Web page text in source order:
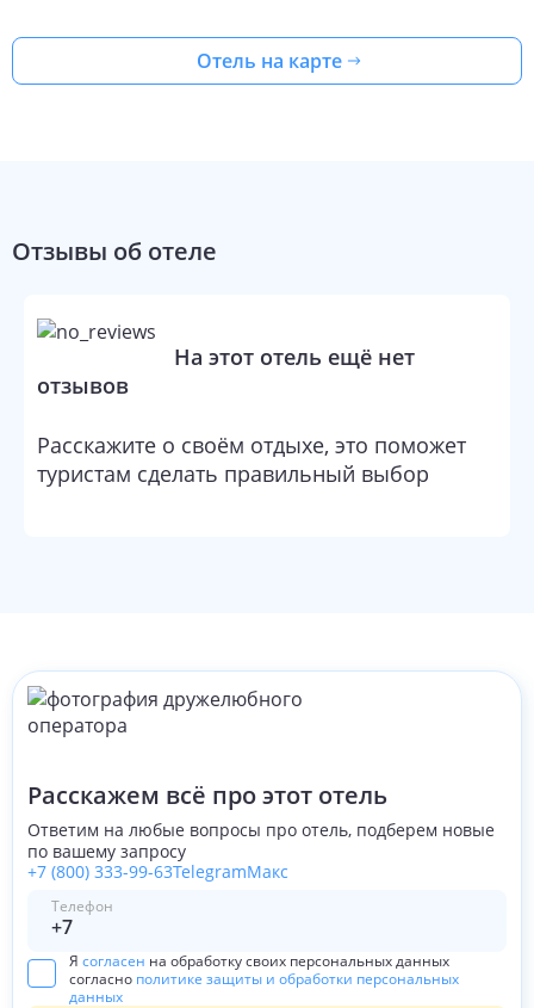
каждом номере гостей ожидает бесплатная пресса,
бутилированная вода, спутниковое телевидение и
полностью укомплектованныймини-бар. В ванных комнатах
Отель на карте
Отзывы об отеле
На этот отель ещё нет
отзывов
Расскажите о своём отдыхе, это поможет
туристам сделать правильный выбор
Расскажем всё про этот отель
Ответим на любые вопросы про отель, подберем новые
по вашему запросу
+7 (800) 333-99-63TelegramМакс
Телефон
Я согласен на обработку своих персональных данных
согласно политике защиты и обработки персональных
данных